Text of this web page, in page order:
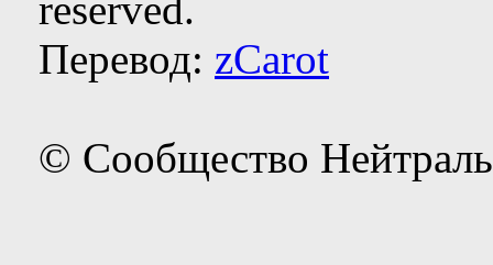
Перевод: zCarot
© Сообщество